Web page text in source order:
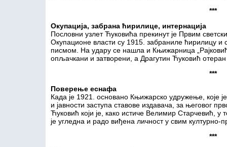
***
Окупација, забрана ћирилице, интернација
Пословни узлет Ћуковића прекинут је Првим
Окупационе власти су 1915. забраниле ћирилицу
писмом. На удару се нашла и Књижарница
опљачкани и затворени, а Драгутин Ћуковић отеран
***
Поверење еснафа
Када је 1921. основано Књижарско удружење, које
и јавности заступа ставове издавача, за његовог
Ћуковић који је, како истиче Велимир Старчевић,
је угледна и радо виђена личност у свим
***